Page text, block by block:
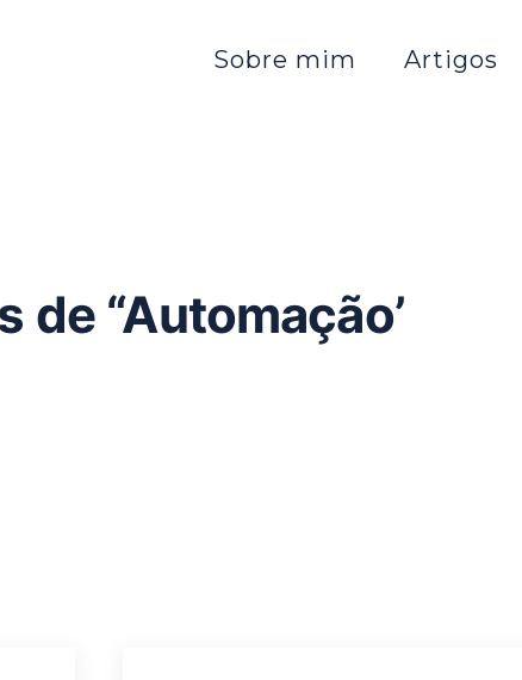
Sobre mim Artigos
de “Automação’